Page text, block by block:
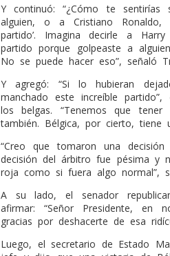
Y continuó: “¿Cómo te
alguien, o a Cristiano
partido’. Imagina decirle a
partido porque golpeaste a
No se puede hacer eso”, señaló
Y agregó: “Si lo hubieran
manchado este increíble
los belgas. “Tenemos que
también. Bélgica, por cierto, tiene
“Creo que tomaron una
decisión del árbitro fue pésima y
roja como si fuera algo normal”,
A su lado, el senador
afirmar: “Señor Presidente, en
gracias por deshacerte de esa
Luego, el secretario de Estado